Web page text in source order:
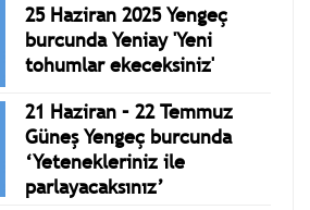
25 Haziran 2025 Yengeç
burcunda Yeniay 'Yeni
tohumlar ekeceksiniz'
21 Haziran – 22 Temmuz
Güneş Yengeç burcunda
‘Yetenekleriniz ile
parlayacaksınız’